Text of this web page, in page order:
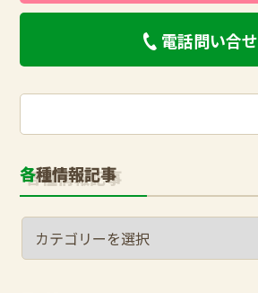
電話問い合せ
索:
各種情報記事